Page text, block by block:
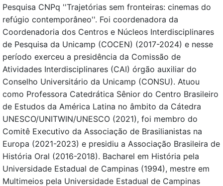
Pesquisa CNPq ''Trajetórias sem fronteiras: cinemas do
refúgio contemporâneo''. Foi coordenadora da
Coordenadoria dos Centros e Núcleos Interdisciplinares
de Pesquisa da Unicamp (COCEN) (2017-2024) e nesse
período exerceu a presidência da Comissão de
Atividades Interdisciplinares (CAI) órgão auxiliar do
Conselho Universitário da Unicamp (CONSU). Atuou
como Professora Catedrática Sênior do Centro Brasileiro
de Estudos da América Latina no âmbito da Cátedra
UNESCO/UNITWIN/UNESCO (2021), foi membro do
Comitê Executivo da Associação de Brasilianistas na
Europa (2021-2023) e presidiu a Associação Brasileira de
História Oral (2016-2018). Bacharel em História pela
Universidade Estadual de Campinas (1994), mestre em
Multimeios pela Universidade Estadual de Campinas